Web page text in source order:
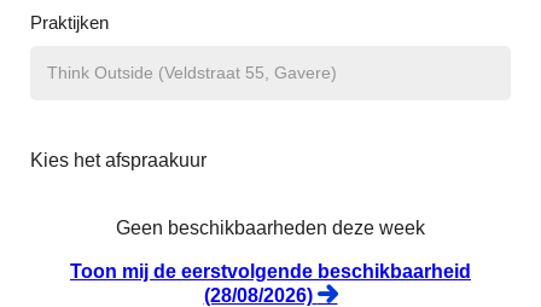
Praktijken
Kies het afspraakuur
Geen beschikbaarheden deze week
Toon mij de eerstvolgende beschikbaarheid
(28/08/2026)